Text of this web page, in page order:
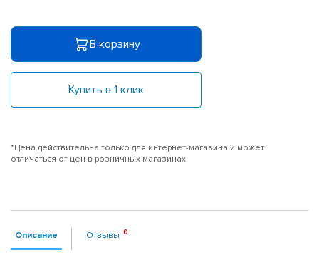
В корзину
Купить в 1 клик
*Цена действительна только для интернет-магазина и может
отличаться от цен в розничных магазинах
Описание Отзывы